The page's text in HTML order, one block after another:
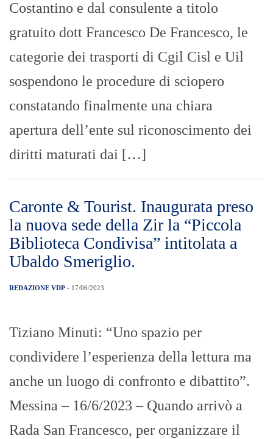
Costantino e dal consulente a titolo
gratuito dott Francesco De Francesco, le
categorie dei trasporti di Cgil Cisl e Uil
sospendono le procedure di sciopero
constatando finalmente una chiara
apertura dell’ente sul riconoscimento dei
diritti maturati dai […]
Caronte & Tourist. Inaugurata preso
la nuova sede della Zir la “Piccola
Biblioteca Condivisa” intitolata a
Ubaldo Smeriglio.
REDAZIONE VDP - 17/06/2023
Tiziano Minuti: “Uno spazio per
condividere l’esperienza della lettura ma
anche un luogo di confronto e dibattito”.
Messina – 16/6/2023 – Quando arrivò a
Rada San Francesco, per organizzare il